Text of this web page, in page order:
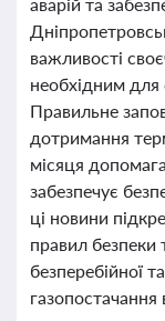
важливості
необхідним для
Правильне
дотримання
місяця
забезпечує
ці новини
правил безпеки
безперебійної
газопостачання